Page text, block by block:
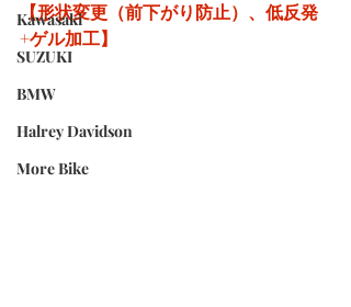
Kawasaki
SUZUKI
BMW
Halrey Davidson
More Bike
【形状変更（前下がり防止）、低反発
+ゲル加工】